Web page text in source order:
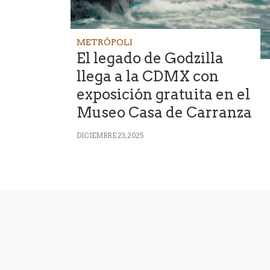
METRÓPOLI
El legado de Godzilla
llega a la CDMX con
exposición gratuita en el
Museo Casa de Carranza
DICIEMBRE 23, 2025